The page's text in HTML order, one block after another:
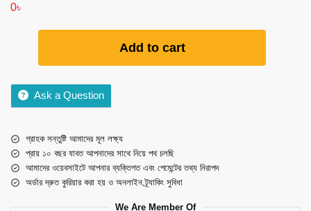
0৳
Add to cart
Ask a Question
গ্রাহক সন্তুষ্টি আমাদের মূল লক্ষ্য
প্রায় ১০ বছর যাবত আপনাদের সাথে নিয়ে পথ চলছি
আমাদের ওয়েবসাইটে আপনার ব্যক্তিগত এবং পেমেন্টের তথ্য নিরাপদ
অর্ডার দ্রুত কুরিয়ার করা হয় ও অনলাইন ট্র্যাকিং সুবিধা
We Are Member Of